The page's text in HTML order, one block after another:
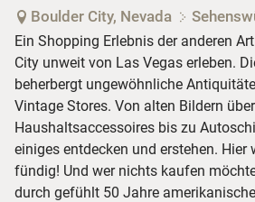
Boulder City, Nevada
Ein Shopping Erlebnis der anderen
City unweit von Las Vegas erleben.
beherbergt ungewöhnliche
Vintage Stores. Von alten Bildern
Haushaltsaccessoires bis zu
einiges entdecken und erstehen. Hier
fündig! Und wer nichts kaufen
durch gefühlt 50 Jahre